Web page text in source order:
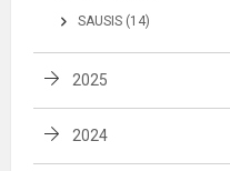
SAUSIS (14)
2025
2024